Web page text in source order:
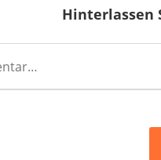
Hinterlassen